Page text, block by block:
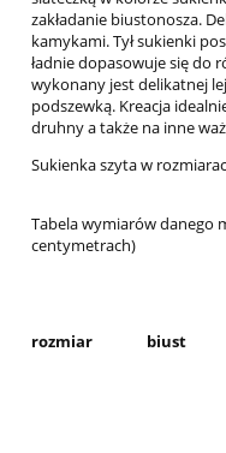
zakładanie biustonosza.
kamykami. Tył sukienki
ładnie dopasowuje się do
wykonany jest delikatnej
podszewką. Kreacja
druhny a także na inne
Sukienka
Tabela wymiarów danego
centymetrach)
rozmiar biust